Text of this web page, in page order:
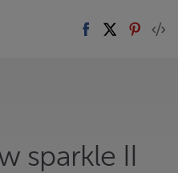
sparkle II